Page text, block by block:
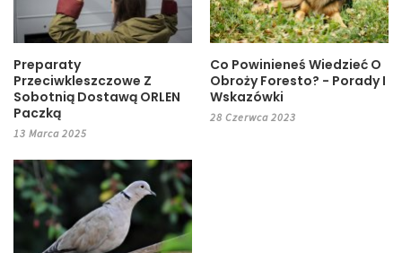
Preparaty
Przeciwkleszczowe Z
Sobotnią Dostawą ORLEN
Paczką
13 Marca 2025
Co Powinieneś Wiedzieć O
Obroży Foresto? - Porady I
Wskazówki
28 Czerwca 2023